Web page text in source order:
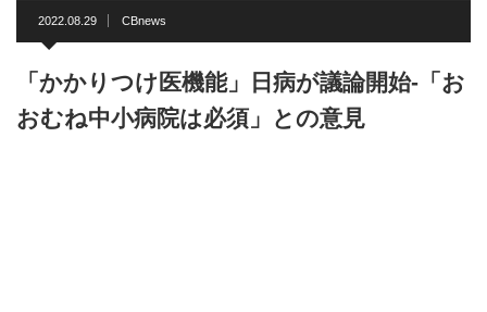
2022.08.29 CBnews
「かかりつけ医機能」日病が議論開始-「お
おむね中小病院は必須」との意見